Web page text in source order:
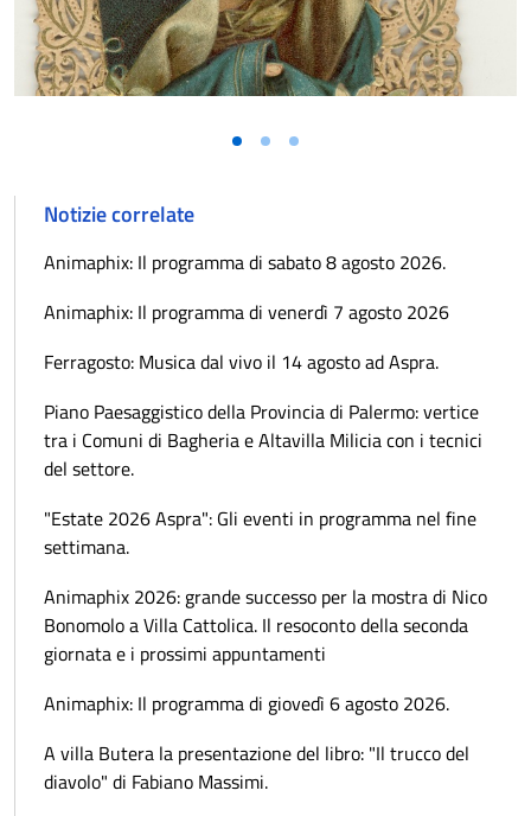
Notizie correlate
Animaphix: Il programma di sabato 8 agosto 2026.
Animaphix: Il programma di venerdì 7 agosto 2026
Ferragosto: Musica dal vivo il 14 agosto ad Aspra.
Piano Paesaggistico della Provincia di Palermo: vertice
tra i Comuni di Bagheria e Altavilla Milicia con i tecnici
del settore.
"Estate 2026 Aspra": Gli eventi in programma nel fine
settimana.
Animaphix 2026: grande successo per la mostra di Nico
Bonomolo a Villa Cattolica. Il resoconto della seconda
giornata e i prossimi appuntamenti
Animaphix: Il programma di giovedì 6 agosto 2026.
A villa Butera la presentazione del libro: "Il trucco del
diavolo" di Fabiano Massimi.